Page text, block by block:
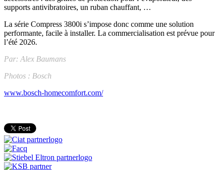
supports antivibratoires, un ruban chauffant, …
La série Compress 3800i s’impose donc comme une solution
performante, facile à installer. La commercialisation est prévue pour
l’été 2026.
Par: Alex Baumans
Photos : Bosch
www.bosch-homecomfort.com/